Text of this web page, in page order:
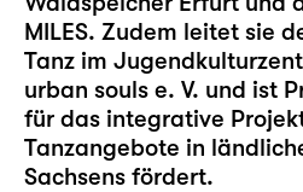
MILES. Zudem leitet sie
Tanz im
urban souls e. V. und ist
für das integrative
Tanzangebote in
Sachsens fördert.